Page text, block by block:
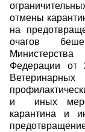
отмены
на
очагов
Федерации от
и иных
карантина и